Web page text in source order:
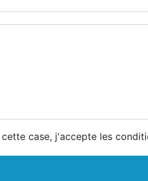
cette case, j'accepte les